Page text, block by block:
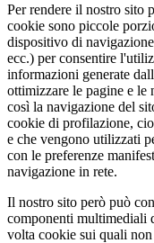
Per rendere il nostro
cookie sono piccole
dispositivo di
ecc.) per consentire
informazioni generate
ottimizzare le pagine e le
così la navigazione del
cookie di profilazione,
e che vengono utilizzati
con le preferenze
navigazione in rete.
Il nostro sito però può
componenti multimediali
volta cookie sui quali